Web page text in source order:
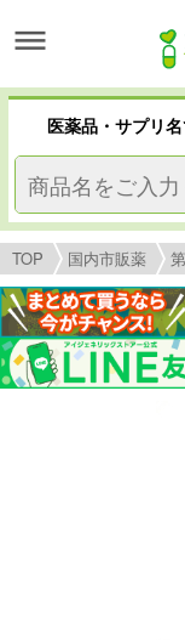
医薬品・サプリ
TOP 国内市販薬